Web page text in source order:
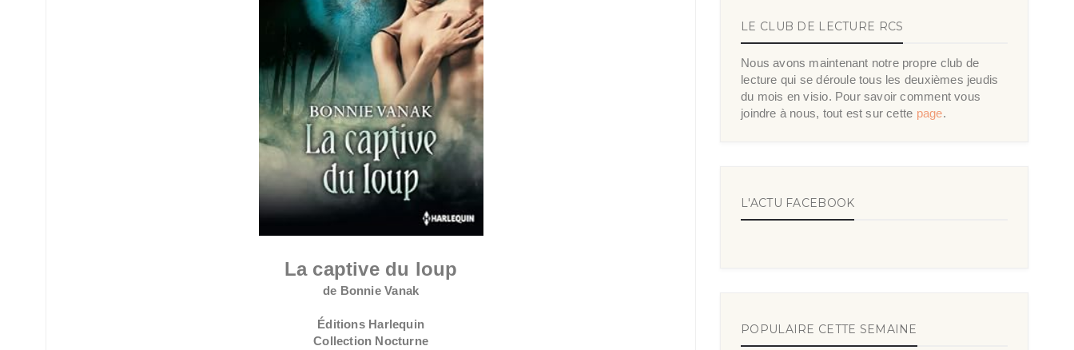
La captive du loup
de Bonnie Vanak
Éditions Harlequin
Collection Nocturne
LE CLUB DE LECTURE RCS
Nous avons maintenant notre propre club de
lecture qui se déroule tous les deuxièmes jeudis
du mois en visio. Pour savoir comment vous
joindre à nous, tout est sur cette page.
L'ACTU FACEBOOK
POPULAIRE CETTE SEMAINE